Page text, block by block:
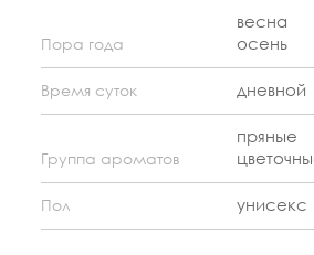
Пора года
весна
осень
Время суток дневной
Группа ароматов
пряные
Пол унисекс